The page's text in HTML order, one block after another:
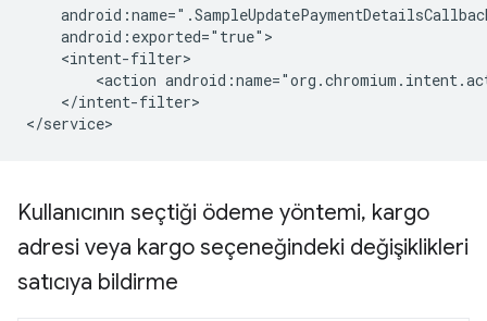
<action
</intent-filter>
Kullanıcının seçtiği ödeme yöntemi, kargo
adresi veya kargo seçeneğindeki değişiklikleri
satıcıya bildirme